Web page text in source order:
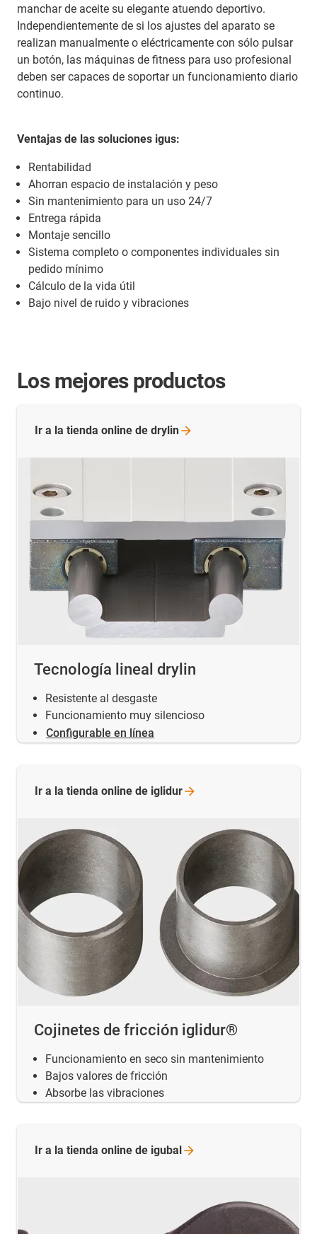
manchar de aceite su elegante atuendo deportivo.
Independientemente de si los ajustes del aparato se
realizan manualmente o eléctricamente con sólo pulsar
un botón, las máquinas de fitness para uso profesional
deben ser capaces de soportar un funcionamiento diario
continuo.
Ventajas de las soluciones igus:
Rentabilidad
Ahorran espacio de instalación y peso
Sin mantenimiento para un uso 24/7
Entrega rápida
Montaje sencillo
Sistema completo o componentes individuales sin
pedido mínimo
Cálculo de la vida útil
Bajo nivel de ruido y vibraciones
Los mejores productos
Tecnología lineal drylin
Resistente al desgaste
Funcionamiento muy silencioso
Configurable en línea
Ir a la tienda online de drylin
Cojinetes de fricción iglidur®
Funcionamiento en seco sin mantenimiento
Bajos valores de fricción
Absorbe las vibraciones
Ir a la tienda online de iglidur
Ir a la tienda online de igubal